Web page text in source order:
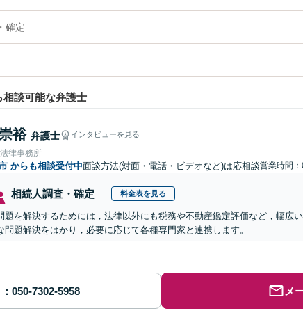
確定
談可能な弁護士
裕 弁護士 インタビューを見る
律事務所
からも相談受付中面談方法(対面・電話・ビデオなど)は応相談営業時間：
相続人調査・確定 料金表を見る
題を解決するためには，法律以外にも税務や不動産鑑定評価など，幅広
問題解決をはかり，必要に応じて各種専門家と連携します。
メ